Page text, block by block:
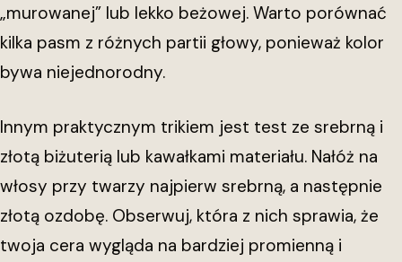
„murowanej” lub lekko beżowej. Warto porównać
kilka pasm z różnych partii głowy, ponieważ kolor
bywa niejednorodny.
Innym praktycznym trikiem jest test ze srebrną i
złotą biżuterią lub kawałkami materiału. Nałóż na
włosy przy twarzy najpierw srebrną, a następnie
złotą ozdobę. Obserwuj, która z nich sprawia, że
twoja cera wygląda na bardziej promienną i